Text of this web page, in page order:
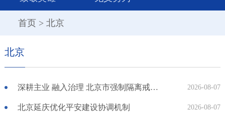
首页 > 北京
北京
深耕主业 融入治理 北京市强制隔离戒毒所构建禁毒工作新格局 2026-08-07
北京延庆优化平安建设协调机制 2026-08-07